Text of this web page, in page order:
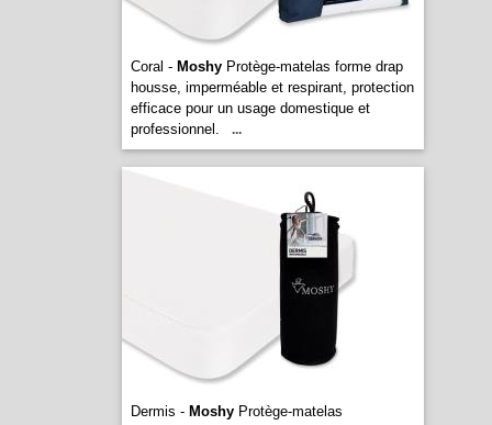
Coral - MoshyProtège-matelas forme drap
housse, imperméable et respirant, protection
efficace pour un usage domestique et
professionnel.
...
Dermis - MoshyProtège-matelas